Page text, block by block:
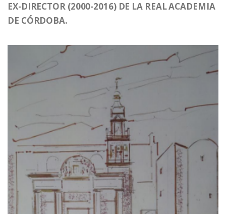
EX-DIRECTOR (2000-2016) DE LA REAL ACADEMIA
DE CÓRDOBA.